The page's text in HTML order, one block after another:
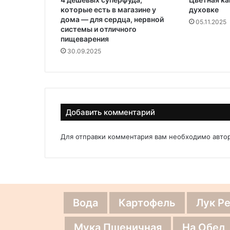
которые есть в магазине у
дома — для сердца, нервной
системы и отличного
пищеварения
30.09.2025
духовке
05.11.2025
Добавить комментарий
Для отправки комментария вам необходимо
Вода Картофель Лук
Мука Пшеничная
На Обед